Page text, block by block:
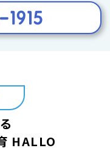
HALLO